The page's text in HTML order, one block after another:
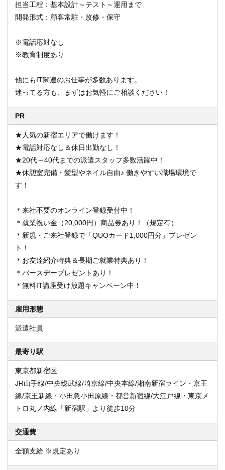
担当工程：基本設計～テスト～運用まで
開発形式：顧客常駐・改修・保守
※電話応対なし
※教育制度あり
他にもIT関連のお仕事が多数あります。
迷ってる方も、まずはお気軽にご相談ください！
PR
★人気の新宿エリアで働けます！
★電話対応なし＆休日出勤なし！
★20代～40代までの派遣スタッフ多数活躍中！
★休憩室完備・髪型やネイル自由♪ 働きやすい職場環境で
す！
＊来社不要のオンライン登録受付中！
＊就業祝い金（20,000円）商品券あり！（規定有）
＊新規・ご来社登録で「QUOカード1,000円分」プレゼン
ト！
＊お友達紹介特典＆長期ご就業特典あり！
＊バースデープレゼントあり！
＊無料IT講座受け放題キャンペーン中！
雇用形態
派遣社員
最寄り駅
東京都新宿区
JR山手線/中央総武線/埼京線/中央本線/湘南新宿ライン・京王
線/京王新線・小田急小田原線・都営新宿線/大江戸線・東京メ
トロ丸ノ内線「新宿駅」より徒歩10分
交通費
全額支給 ※規定あり